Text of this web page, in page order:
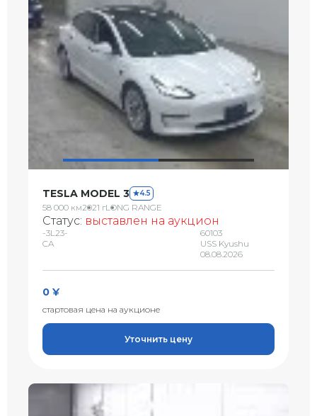
TESLA MODEL 3 4.5
58 000 км2021 гLONG RANGE
Статус: выставлен на аукцион
-3L23-
CA
60103
USS Kyushu
08.08.2026
0 ¥
стартовая цена на аукционе
Уточнить цену